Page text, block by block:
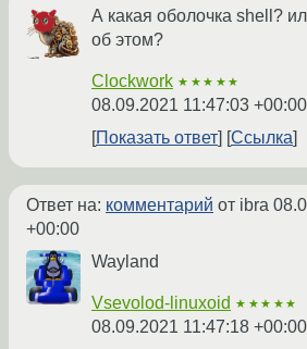
А какая оболочка shell?
об этом?
Clockwork ★★★★★
08.09.2021 11:47:03 +00:00
Показать ответ
Ссылка
Ответ на: комментарий от ibra
+00:00
Wayland
Vsevolod-linuxoid ★★★★★
08.09.2021 11:47:18 +00:00